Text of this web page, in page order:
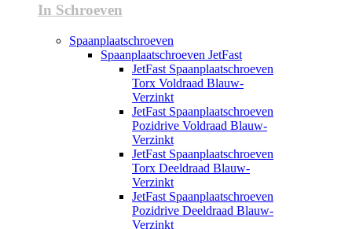
In Schroeven
Spaanplaatschroeven
Spaanplaatschroeven JetFast
JetFast Spaanplaatschroeven
Torx Voldraad Blauw-
Verzinkt
JetFast Spaanplaatschroeven
Pozidrive Voldraad Blauw-
Verzinkt
JetFast Spaanplaatschroeven
Torx Deeldraad Blauw-
Verzinkt
JetFast Spaanplaatschroeven
Pozidrive Deeldraad Blauw-
Verzinkt